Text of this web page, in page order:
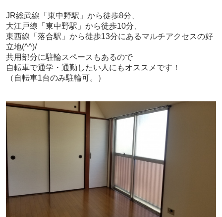
JR総武線「東中野駅」から徒歩8分、
大江戸線「東中野駅」から徒歩10分、
東西線「落合駅」から徒歩13分にあるマルチアクセスの好
立地(^^)/
共用部分に駐輪スペースもあるので
自転車で通学・通勤したい人にもオススメです！
（自転車1台のみ駐輪可。）